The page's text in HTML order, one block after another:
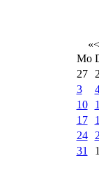
«<
Mo
27
3
10
17
24
31